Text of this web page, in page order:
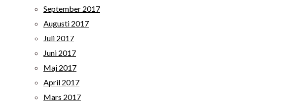
September 2017
Augusti 2017
Juli 2017
Juni 2017
Maj 2017
April 2017
Mars 2017